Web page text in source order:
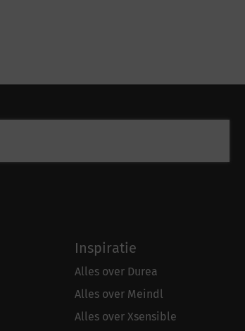
Inspiratie
Alles over Durea
Alles over Meindl
Alles over Xsensible